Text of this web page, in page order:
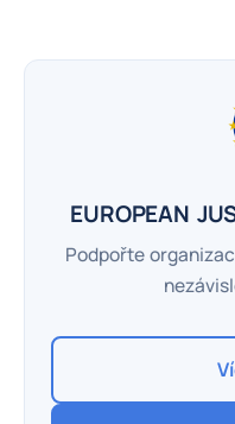
EUROPEAN
Podpořte